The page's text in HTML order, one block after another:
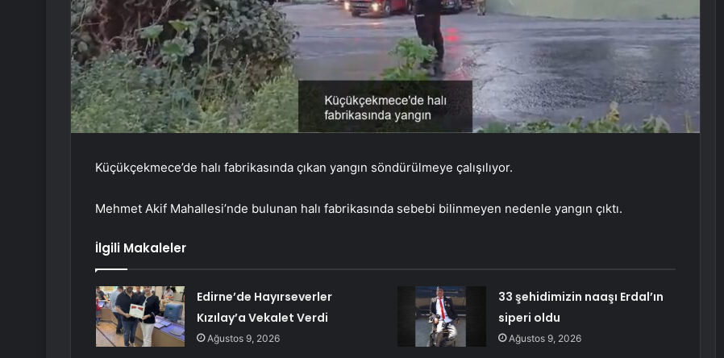
Küçükçekmece’de halı fabrikasında çıkan yangın söndürülmeye çalışılıyor.
Mehmet Akif Mahallesi’nde bulunan halı fabrikasında sebebi bilinmeyen nedenle yangın çıktı.
İlgili Makaleler
Edirne’de Hayırseverler
Kızılay’a Vekalet Verdi
Ağustos 9, 2026
33 şehidimizin naaşı Erdal’ın
siperi oldu
Ağustos 9, 2026